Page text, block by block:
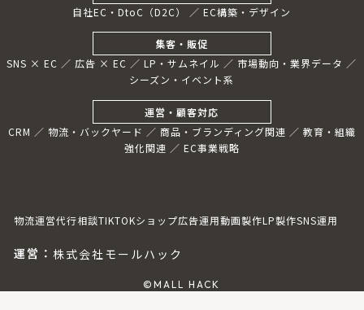
自社EC・DtoC（D2C） ／EC構築・デザイン
集客・販促
SNS × EC ／ 広告 × EC ／LP・サムネイル ／ 市場動向・業界データ ／
シーズン・イベント系
運営・顧客対応
CRM ／ 物流・バックヤード ／ 商品・ブランディング関連 ／ 教育・組織
強化関連 ／ EC事業戦略
物流運営代行相談TIKTOKショップ広告運用動画製作LP製作SNS運用
運営： 株式会社モールハック
©MALL HACK